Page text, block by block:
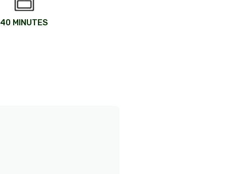
40 MINUTES